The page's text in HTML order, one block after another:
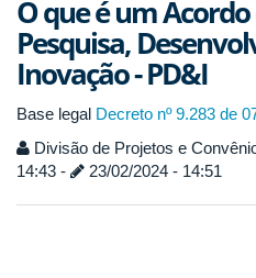
O que é um
Pesquisa,
Inovação - PD&I
Base legal Decreto nº 9.283 de
Divisão de Projetos e
14:43 -
23/02/2024 - 14:51